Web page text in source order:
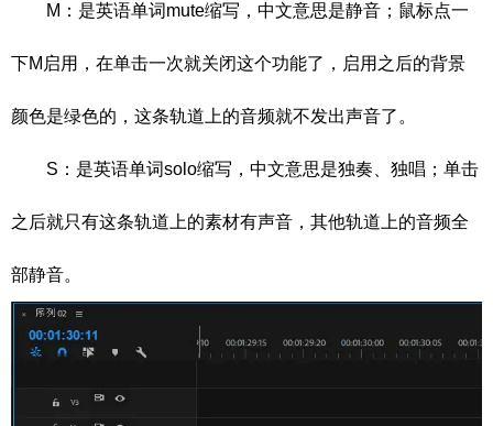
M：是英语单词mute缩写，中文意思是静音；鼠标点一
下M启用，在单击一次就关闭这个功能了，启用之后的背景
颜色是绿色的，这条轨道上的音频就不发出声音了。
S：是英语单词solo缩写，中文意思是独奏、独唱；单击
之后就只有这条轨道上的素材有声音，其他轨道上的音频全
部静音。